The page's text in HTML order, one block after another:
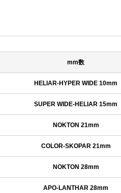
mm数
HELIAR-HYPER WIDE 10mm
SUPER WIDE-HELIAR 15mm
NOKTON 21mm
COLOR-SKOPAR 21mm
NOKTON 28mm
APO-LANTHAR 28mm